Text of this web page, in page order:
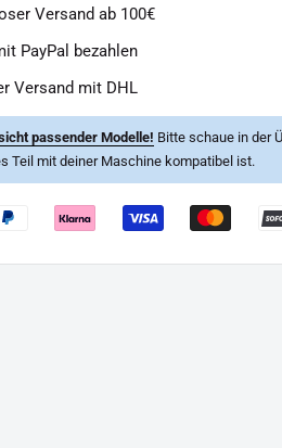
Versand ab 100€
PayPal bezahlen
Versand mit DHL
passender Modelle! Bitte schaue in der
Teil mit deiner Maschine kompatibel ist.